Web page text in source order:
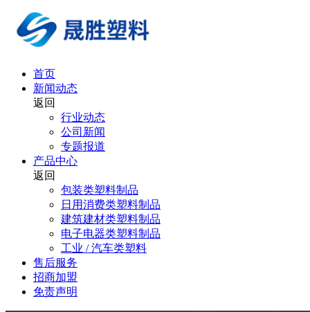
首页
新闻动态
返回
行业动态
公司新闻
专题报道
产品中心
返回
包装类塑料制品
日用消费类塑料制品
建筑建材类塑料制品
电子电器类塑料制品
工业 / 汽车类塑料
售后服务
招商加盟
免责声明